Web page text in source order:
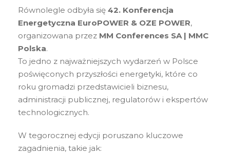
Równolegle odbyła się 42. Konferencja
Energetyczna EuroPOWER & OZE POWER,
organizowana przez MM Conferences SA | MMC
Polska.
To jedno z najważniejszych wydarzeń w Polsce
poświęconych przyszłości energetyki, które co
roku gromadzi przedstawicieli biznesu,
administracji publicznej, regulatorów i ekspertów
technologicznych.
W tegorocznej edycji poruszano kluczowe
zagadnienia, takie jak: